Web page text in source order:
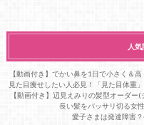
人
【動画付き】でかい鼻を1日で小さく＆
見た目痩せしたい人必見！「見た目体重
【動画付き】辺見えみりの髪型オーダー
長い髪をバッサリ切る女
愛子さまは発達障害